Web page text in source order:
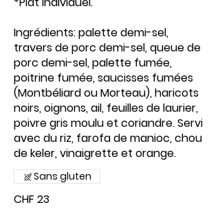
Ingrédients: palette demi-sel,
travers de porc demi-sel, queue de
porc demi-sel, palette fumée,
poitrine fumée, saucisses fumées
(Montbéliard ou Morteau), haricots
noirs, oignons, ail, feuilles de laurier,
poivre gris moulu et coriandre. Servi
avec du riz, farofa de manioc, chou
de keler, vinaigrette et orange.
CHF 23
Sans gluten